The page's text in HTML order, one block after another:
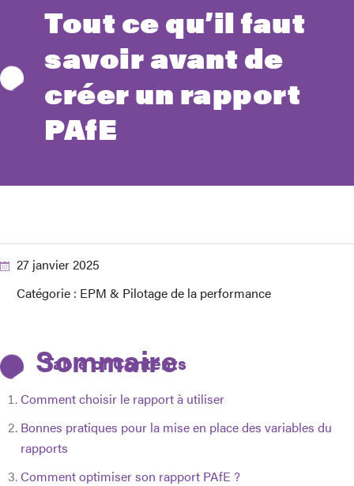
Tout ce qu’il faut
savoir avant de
créer un rapport
PAfE
27 janvier 2025
Catégorie : EPM & Pilotage de la performance
Table of Contents
Comment choisir le rapport à utiliser
Bonnes pratiques pour la mise en place des variables du
rapports
Comment optimiser son rapport PAfE ?